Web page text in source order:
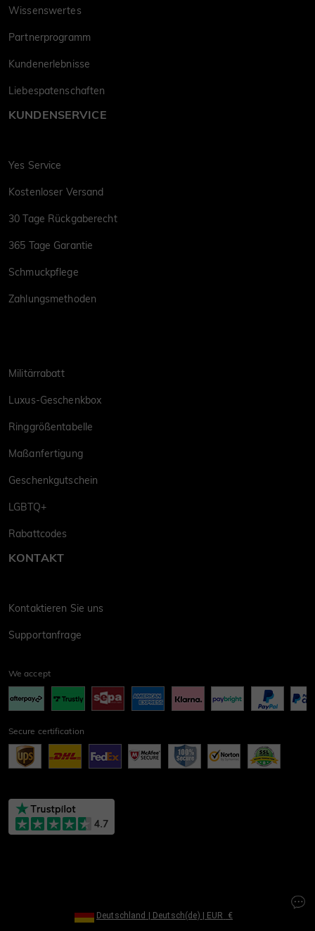
Wissenswertes
Partnerprogramm
Kundenerlebnisse
Liebespatenschaften
KUNDENSERVICE
Yes Service
Kostenloser Versand
30 Tage Rückgaberecht
365 Tage Garantie
Schmuckpflege
Zahlungsmethoden
Militärrabatt
Luxus-Geschenkbox
Ringgrößentabelle
Maßanfertigung
Geschenkgutschein
LGBTQ+
Rabattcodes
KONTAKT
Kontaktieren Sie uns
Supportanfrage
We accept
Secure certification
Deutschland | Deutsch(de) | EUR €